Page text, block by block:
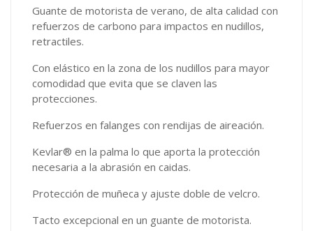
Guante de motorista de verano, de alta calidad con
refuerzos de carbono para impactos en nudillos,
retractiles.
Con elástico en la zona de los nudillos para mayor
comodidad que evita que se claven las
protecciones.
Refuerzos en falanges con rendijas de aireación.
Kevlar® en la palma lo que aporta la protección
necesaria a la abrasión en caidas.
Protección de muñeca y ajuste doble de velcro.
Tacto excepcional en un guante de motorista.